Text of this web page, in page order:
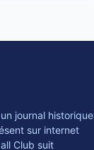
journal historique
sur internet
Club suit